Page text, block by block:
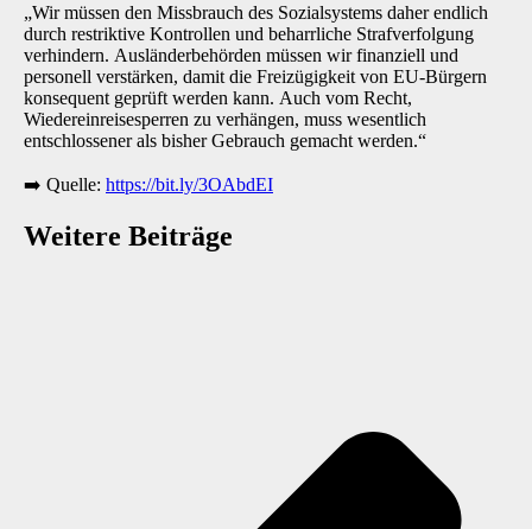
„Wir müssen den Missbrauch des Sozialsystems daher endlich
durch restriktive Kontrollen und beharrliche Strafverfolgung
verhindern. Ausländerbehörden müssen wir finanziell und
personell verstärken, damit die Freizügigkeit von EU-Bürgern
konsequent geprüft werden kann. Auch vom Recht,
Wiedereinreisesperren zu verhängen, muss wesentlich
entschlossener als bisher Gebrauch gemacht werden.“
➡️ Quelle: https://bit.ly/3OAbdEI
Weitere Beiträge